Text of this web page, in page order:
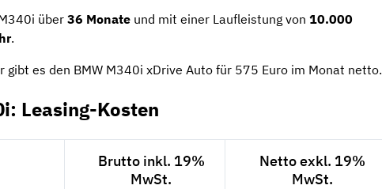
über 36 Monate und mit einer Laufleistung von 10.000
.
gibt es den BMW M340i xDrive Auto für 575 Euro im Monat netto.
Leasing-Kosten
Brutto inkl. 19%
MwSt.
Netto exkl. 19%
MwSt.